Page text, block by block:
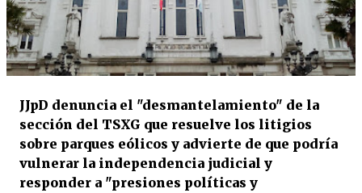
JJpD denuncia el "desmantelamiento" de la
sección del TSXG que resuelve los litigios
sobre parques eólicos y advierte de que podría
vulnerar la independencia judicial y
responder a "presiones políticas y